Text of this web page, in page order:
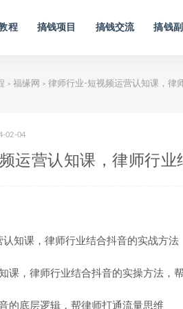
程 搞钱项目 搞钱交流 搞钱
> 福缘网 > 律师行业-短视频运营认知课，律
02-04
运营认知课，律师行业
课，律师行业结合抖音的实操方法，
的底层逻辑，帮律师打通流量思维